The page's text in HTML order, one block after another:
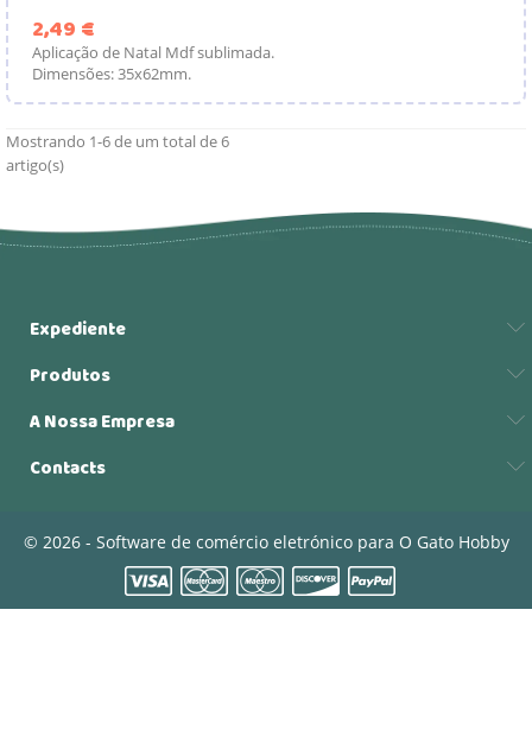
2,49 €
Aplicação de Natal Mdf sublimada.
Dimensões: 35x62mm.
Mostrando 1-6 de um total de 6
artigo(s)
Expediente
Produtos
A Nossa Empresa
Contacts
© 2026 - Software de comércio eletrónico para O Gato Hobby